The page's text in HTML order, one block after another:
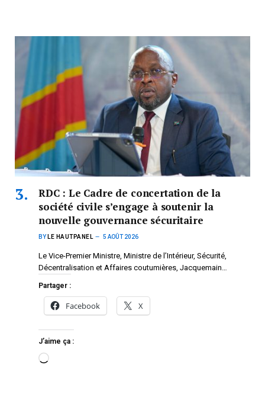
RDC : Le Cadre de concertation de la
société civile s’engage à soutenir la
nouvelle gouvernance sécuritaire
BY LE HAUTPANEL 5 AOÛT 2026
Le Vice-Premier Ministre, Ministre de l’Intérieur, Sécurité,
Décentralisation et Affaires coutumières, Jacquemain…
Partager :
Facebook X
J’aime ça :